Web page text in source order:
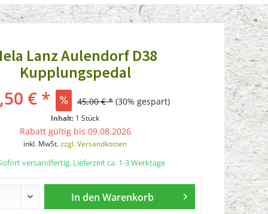
Lanz Aulendorf D38
Kupplungspedal
€ * 45,00 € * (30% gespart)
Inhalt: 1 Stück
Rabatt gültig bis 09.08.2026
inkl. MwSt.zzgl. Versandkosten
versandfertig, Lieferzeit ca. 1-3 Werktage
In den Warenkorb